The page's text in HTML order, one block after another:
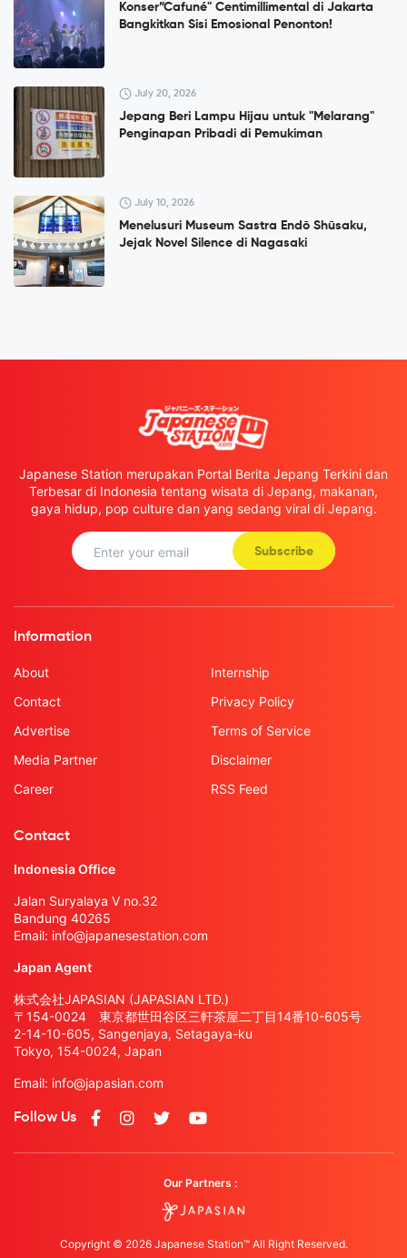
Konser”Cafuné" Centimillimental di Jakarta
Bangkitkan Sisi Emosional Penonton!
July 20, 2026
Jepang Beri Lampu Hijau untuk "Melarang"
Penginapan Pribadi di Pemukiman
July 10, 2026
Menelusuri Museum Sastra Endō Shūsaku,
Jejak Novel Silence di Nagasaki
Japanese Station merupakan Portal Berita Jepang Terkini dan
Terbesar di Indonesia tentang wisata di Jepang, makanan,
gaya hidup, pop culture dan yang sedang viral di Jepang.
Subscribe
Information
About
Contact
Advertise
Media Partner
Career
Internship
Privacy Policy
Terms of Service
Disclaimer
RSS Feed
Contact
Indonesia Office
Jalan Suryalaya V no.32
Bandung 40265
Email: info@japanesestation.com
Japan Agent
株式会社JAPASIAN (JAPASIAN LTD.)
〒154-0024 東京都世田谷区三軒茶屋二丁目14番10-605号
2-14-10-605, Sangenjaya, Setagaya-ku
Tokyo, 154-0024, Japan
Email: info@japasian.com
Follow Us
Our Partners :
Copyright © 2026 Japanese Station™ All Right Reserved.